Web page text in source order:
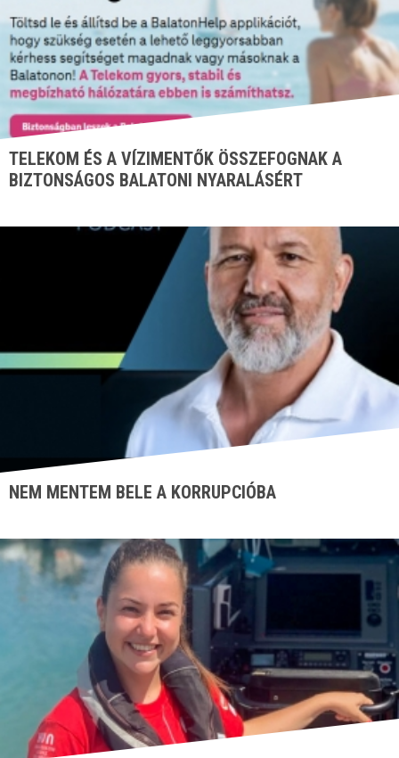
TELEKOM ÉS A VÍZIMENTŐK ÖSSZEFOGNAK A
BIZTONSÁGOS BALATONI NYARALÁSÉRT
NEM MENTEM BELE A KORRUPCIÓBA